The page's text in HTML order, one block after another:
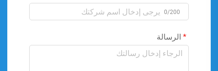
0/200
الرسالة